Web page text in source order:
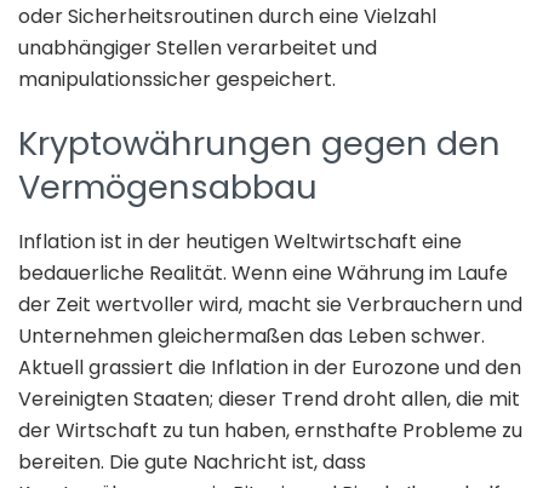
oder Sicherheitsroutinen durch eine Vielzahl
unabhängiger Stellen verarbeitet und
manipulationssicher gespeichert.
Kryptowährungen gegen den
Vermögensabbau
Inflation ist in der heutigen Weltwirtschaft eine
bedauerliche Realität. Wenn eine Währung im Laufe
der Zeit wertvoller wird, macht sie Verbrauchern und
Unternehmen gleichermaßen das Leben schwer.
Aktuell grassiert die Inflation in der Eurozone und den
Vereinigten Staaten; dieser Trend droht allen, die mit
der Wirtschaft zu tun haben, ernsthafte Probleme zu
bereiten. Die gute Nachricht ist, dass